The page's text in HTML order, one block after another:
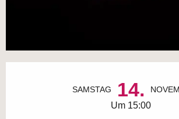
SAMSTAG 14.
Um 15:00